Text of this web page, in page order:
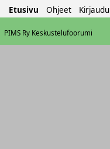
Etusivu Ohjeet Kirjaudu
PIMS Ry Keskustelufoorumi